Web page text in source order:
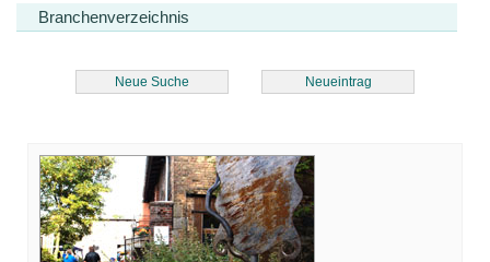
Branchenverzeichnis
Neue Suche Neueintrag